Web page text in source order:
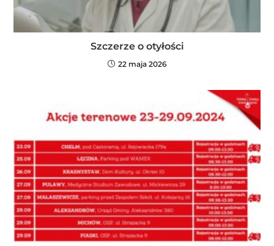
Szczerze o otyłości
22 maja 2026